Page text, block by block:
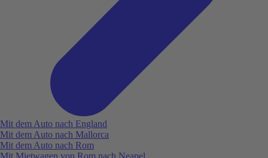
Mit dem Auto nach England
Mit dem Auto nach Mallorca
Mit dem Auto nach Rom
Mit Mietwagen von Rom nach Neapel